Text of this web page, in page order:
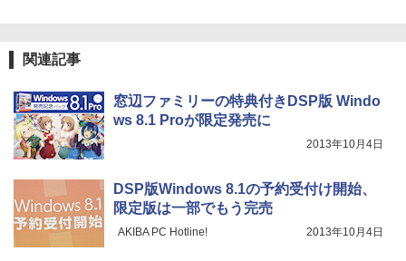
巌南堂書店 [単行本]【宅配便出荷】
￥6,570
Xiaomi シャオミ REDMI Buds 8 Lite ワイヤ
レスイヤホン Bluetooth 5.4 ノイズキャンセ
￥3,480
] [ 水分補給 ]
￥998
関連記事
窓辺ファミリーの特典付きDSP版 Windo
ws 8.1 Proが限定発売に
2013年10月4日
DSP版Windows 8.1の予約受付け開始、
限定版は一部でもう完売
AKIBA PC Hotline! 2013年10月4日